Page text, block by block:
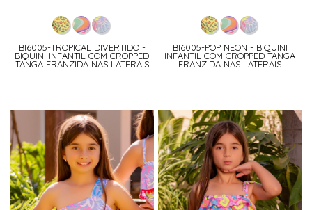
BI6005-TROPICAL DIVERTIDO -
BIQUINI INFANTIL COM CROPPED
TANGA FRANZIDA NAS LATERAIS
BI6005-POP NEON - BIQUINI
INFANTIL COM CROPPED TANGA
FRANZIDA NAS LATERAIS